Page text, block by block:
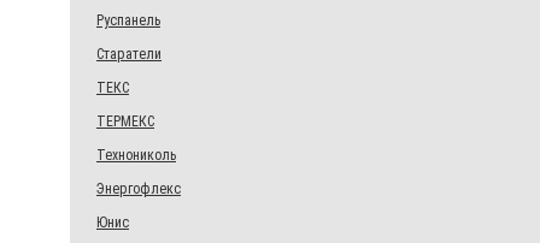
Руспанель
Старатели
ТЕКС
ТЕРМЕКС
Технониколь
Энергофлекс
Юнис